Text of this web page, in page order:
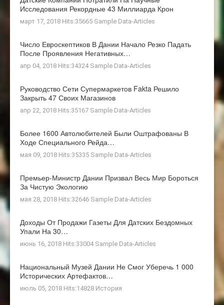
Исследования Рекордные 43 Миллиарда Крон
март 17, 2018 Hits:35665 Sample Data-Articles
Число Евроскептиков В Дании Начало Резко Падать
После Проявления Негативных…
апр 04, 2018 Hits:34324 Sample Data-Articles
Руководство Сети Супермаркетов Fakta Решило
Закрыть 47 Своих Магазинов
апр 22, 2018 Hits:35167 Sample Data-Articles
Более 1600 Автолюбителей Были Оштрафованы В
Ходе Специального Рейда…
мая 09, 2018 Hits:35335 Sample Data-Articles
Премьер-Министр Дании Призвал Весь Мир Бороться
За Чистую Экологию
мая 28, 2018 Hits:32646 Sample Data-Articles
Доходы От Продажи Газеты Для Датских Бездомных
Упали На 30…
июнь 16, 2018 Hits:33004 Sample Data-Articles
Национальный Музей Дании Не Смог Уберечь 1 000
Исторических Артефактов…
июль 05, 2018 Hits:14828 История